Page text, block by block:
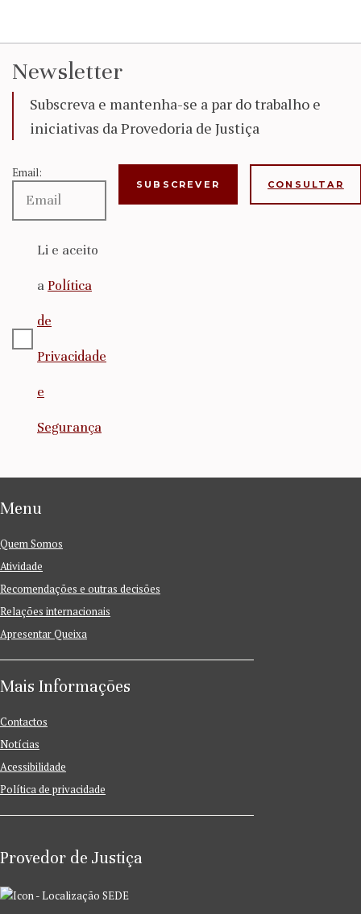
Newsletter
Subscreva e mantenha-se a par do trabalho e
iniciativas da Provedoria de Justiça
Email:
Li e aceito
a Política
de
Privacidade
e
Segurança
CONSULTAR
Menu
Quem Somos
Atividade
Recomendações e outras decisões
Relações internacionais
Apresentar Queixa
Mais Informações
Contactos
Notícias
Acessibilidade
Política de privacidade
Provedor de Justiça
SEDE